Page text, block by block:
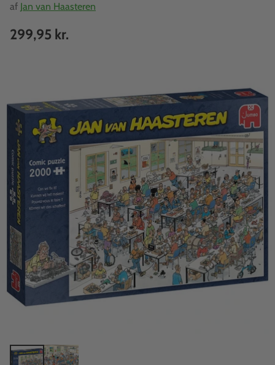
af Jan van Haasteren
Normalpris
299,95 kr.